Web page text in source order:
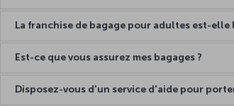
La franchise de bagage pour adultes est-elle
Est-ce que vous assurez mes bagages ?
Disposez-vous d'un service d'aide pour